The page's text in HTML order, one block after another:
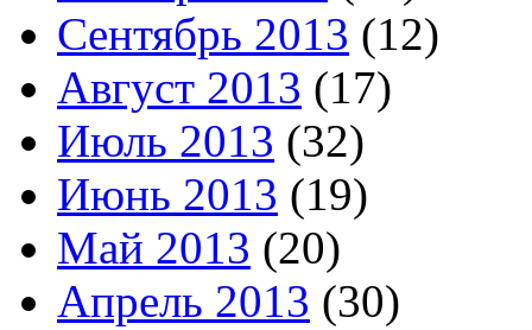
Сентябрь 2013 (12)
Август 2013 (17)
Июль 2013 (32)
Июнь 2013 (19)
Май 2013 (20)
Апрель 2013 (30)